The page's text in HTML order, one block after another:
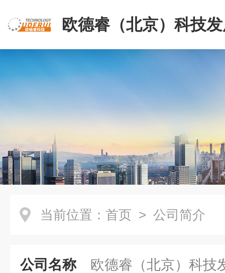
欧德睿（北京）科技
公司
当前位置： 首页 > 公司简介
公司名称 欧德睿（北京）科技